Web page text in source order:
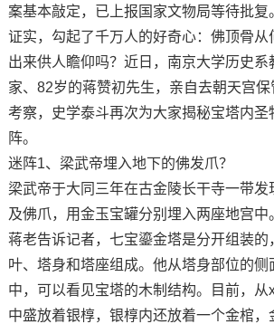
案基本敲定，已上报国家文物局等待批复
证实，勾起了千万人的好奇心：佛顶骨从
出来供人瞻仰吗？近日，南京大学历史系
家、82岁的蒋赞初先生，亲自去朝天宫
考察，史学泰斗再次为大家揭秘宝塔内圣
阵。
迷阵1、梁武帝埋入地下的佛发爪？
梁武帝于大同三年在古金陵长干寺一带发
及佛爪，用金玉宝罐分别埋入两座地宫中
蒋老告诉记者，七宝鎏金塔是分开组装的
叶、塔身和塔座组成。他从塔身部位的侧
中，可以看见宝塔的木制结构。目前，
中盛放着银椁，银椁内还放着一个金棺，